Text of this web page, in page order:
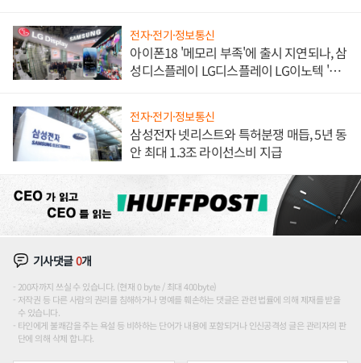
전자·전기·정보통신
아이폰18 '메모리 부족'에 출시 지연되나, 삼
성디스플레이 LG디스플레이 LG이노텍 '탈
전자·전기·정보통신
삼성전자 넷리스트와 특허분쟁 매듭, 5년 동
안 최대 1.3조 라이선스비 지급
기사댓글0개
200자까지 쓰실 수 있습니다. (현재 0 byte / 최대 400byte)
저작권 등 다른 사람의 권리를 침해하거나 명예를 훼손하는 댓글은 관련 법률에 의해 제재를 받을
수 있습니다.
타인에게 불쾌감을 주는 욕설 등 비하하는 단어가 내용에 포함되거나 인신공격성 글은 관리자의 판
단에 의해 삭제 합니다.